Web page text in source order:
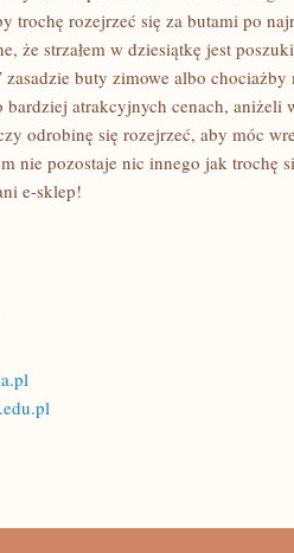
trochę rozejrzeć się za butami po
że strzałem w dziesiątkę jest
zasadzie buty zimowe albo
atrakcyjnych cenach, aniżeli
odrobinę się rozejrzeć, aby móc
nie pozostaje nic innego jak trochę
e-sklep!